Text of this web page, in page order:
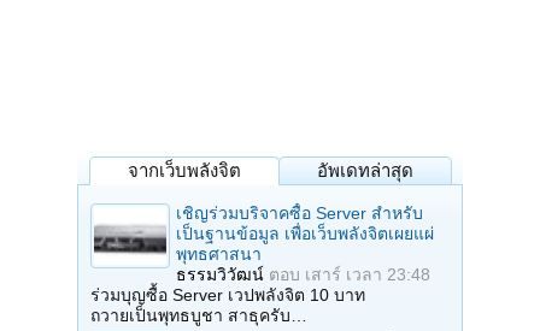
จากเว็บพลังจิต อัพเดทล่าสุด
เชิญร่วมบริจาคซื้อ Server สำหรับ
เป็นฐานข้อมูล เพื่อเว็บพลังจิตเผยแผ่
พุทธศาสนา
ธรรมวิวัฒน์ ตอบ เสาร์ เวลา 23:48
ร่วมบุญซื้อ Server เวปพลังจิต 10 บาท
ถวายเป็นพุทธบูชา สาธุครับ…